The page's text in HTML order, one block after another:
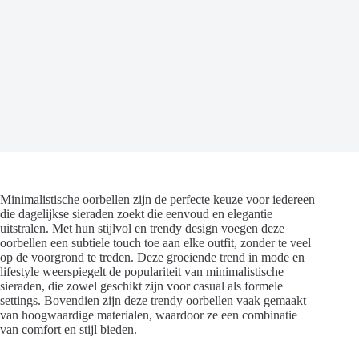
Minimalistische oorbellen zijn de perfecte keuze voor iedereen
die dagelijkse sieraden zoekt die eenvoud en elegantie
uitstralen. Met hun stijlvol en trendy design voegen deze
oorbellen een subtiele touch toe aan elke outfit, zonder te veel
op de voorgrond te treden. Deze groeiende trend in mode en
lifestyle weerspiegelt de populariteit van minimalistische
sieraden, die zowel geschikt zijn voor casual als formele
settings. Bovendien zijn deze trendy oorbellen vaak gemaakt
van hoogwaardige materialen, waardoor ze een combinatie
van comfort en stijl bieden.